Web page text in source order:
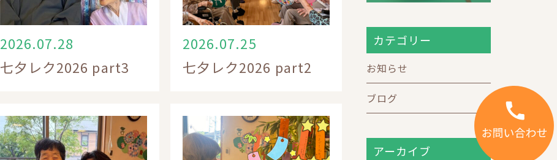
2026.07.28
七夕レク2026 part3
2026.07.25
七夕レク2026 part2
カテゴリー
お知らせ
ブログ
アーカイブ